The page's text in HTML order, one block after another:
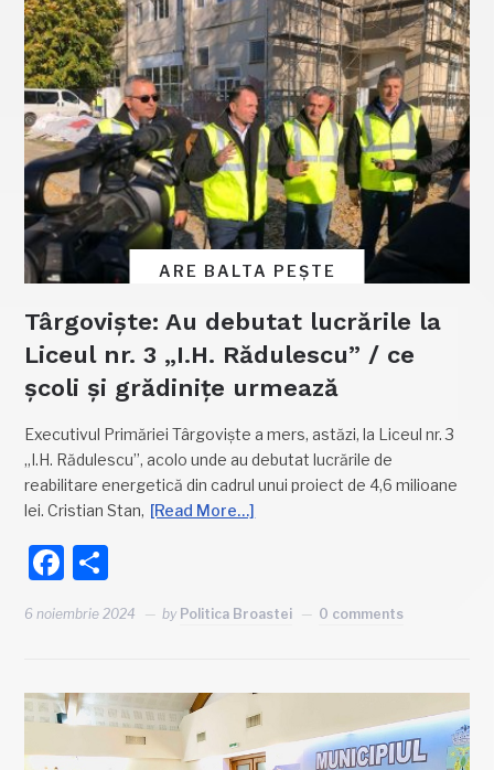
ARE BALTA PEȘTE
Târgoviște: Au debutat lucrările la
Liceul nr. 3 „I.H. Rădulescu” / ce
școli și grădinițe urmează
Executivul Primăriei Târgoviște a mers, astăzi, la Liceul nr. 3
„I.H. Rădulescu”, acolo unde au debutat lucrările de
reabilitare energetică din cadrul unui proiect de 4,6 milioane
lei. Cristian Stan, [Read More…]
Facebook
6 noiembrie 2024 by Politica Broastei 0 comments